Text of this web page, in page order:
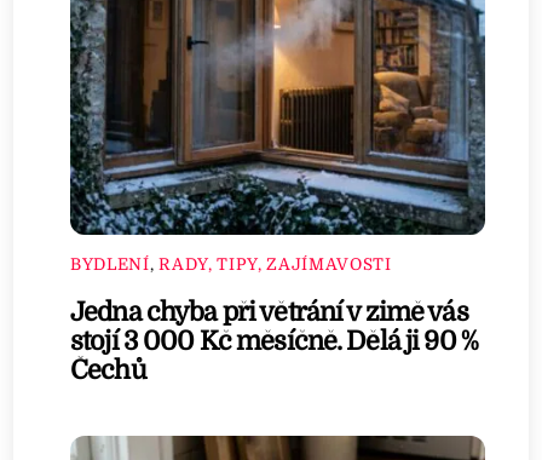
BYDLENÍ,RADY, TIPY, ZAJÍMAVOSTI
Jedna chyba při větrání v zimě vás
stojí 3 000 Kč měsíčně. Dělá ji 90 %
Čechů